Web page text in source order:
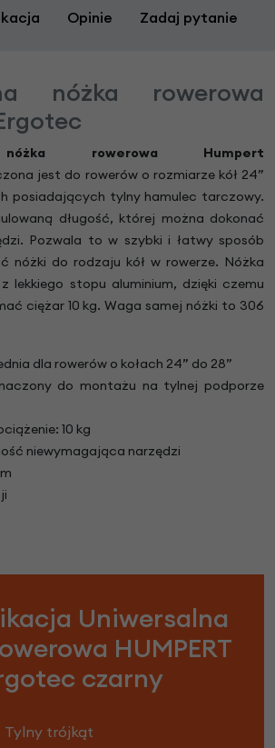
Opinie Zadaj pytanie
nóżka rowerowa
nóżka rowerowa Humpert
jest do rowerów o rozmiarze kół 24”
posiadających tylny hamulec tarczowy.
długość, której można dokonać
Pozwala to w szybki i łatwy sposób
nóżki do rodzaju kół w rowerze. Nóżka
lekkiego stopu aluminium, dzięki czemu
ciężar 10 kg. Waga samej nóżki to 306
dla rowerów o kołach 24” do 28”
do montażu na tylnej podporze
10 kg
niewymagająca narzędzi
Uniwersalna
HUMPERT
czarny
Tylny trójkąt